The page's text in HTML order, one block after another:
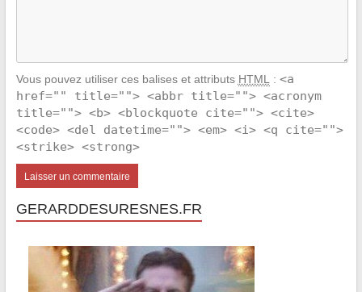
Vous pouvez utiliser ces balises et attributs HTML : <a
href="" title=""> <abbr title=""> <acronym
title=""> <b> <blockquote cite=""> <cite>
<code> <del datetime=""> <em> <i> <q cite="">
<strike> <strong>
GERARDDESURESNES.FR